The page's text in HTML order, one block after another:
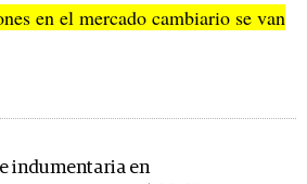
en el mercado cambiario se van
indumentaria en